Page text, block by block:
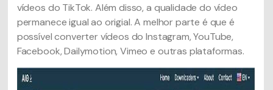
vídeos do TikTok. Além disso, a qualidade do vídeo
permanece igual ao origial. A melhor parte é que é
possível converter vídeos do Instagram, YouTube,
Facebook, Dailymotion, Vimeo e outras plataformas.